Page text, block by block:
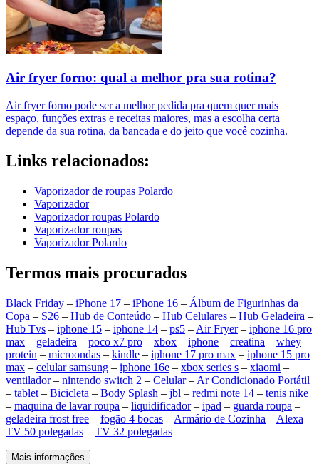
Air fryer forno: qual a melhor pra sua rotina?
Air fryer forno pode ser a melhor pedida pra quem quer mais
espaço, funções extras e receitas maiores, mas a escolha certa
depende da sua rotina, da bancada e do jeito que você cozinha.
Links relacionados:
Vaporizador de roupas Polardo
Vaporizador
Vaporizador roupas Polardo
Vaporizador roupas
Vaporizador Polardo
Termos mais procurados
Black Friday – iPhone 17 – iPhone 16 – Álbum de Figurinhas da
Copa – S26 – Hub de Conteúdo – Hub Celulares – Hub Geladeira –
Hub Tvs – iphone 15 – iphone 14 – ps5 – Air Fryer– iphone 16 pro
max – geladeira – poco x7 pro – xbox – iphone – creatina – whey
protein – microondas – kindle – iphone 17 pro max – iphone 15 pro
max – celular samsung – iphone 16e – xbox series s – xiaomi –
ventilador– nintendo switch 2 – Celular– Ar Condicionado Portátil
– tablet – Bicicleta – Body Splash – jbl – redmi note 14 – tenis nike
– maquina de lavar roupa – liquidificador– ipad – guarda roupa –
geladeira frost free – fogão 4 bocas – Armário de Cozinha – Alexa –
TV 50 polegadas – TV 32 polegadas
Mais informações